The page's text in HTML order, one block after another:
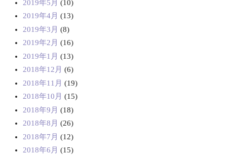
2019年5月 (10)
2019年4月 (13)
2019年3月 (8)
2019年2月 (16)
2019年1月 (13)
2018年12月 (6)
2018年11月 (19)
2018年10月 (15)
2018年9月 (18)
2018年8月 (26)
2018年7月 (12)
2018年6月 (15)